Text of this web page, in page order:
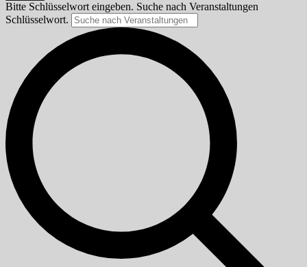
Bitte Schlüsselwort eingeben. Suche nach Veranstaltungen
Schlüsselwort.